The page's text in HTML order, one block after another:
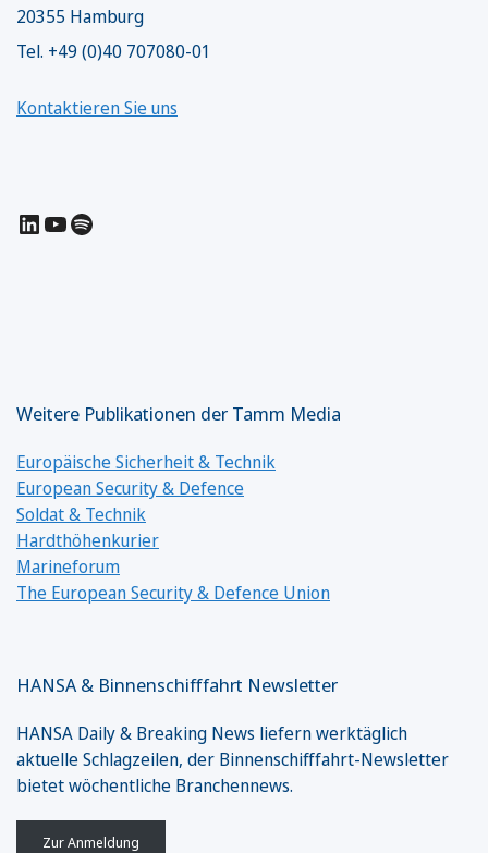
20355 Hamburg
Tel. +49 (0)40 707080-01
Kontaktieren Sie uns
LinkedIn
YouTube
Spotify
Weitere Publikationen der Tamm Media
Europäische Sicherheit & Technik
European Security & Defence
Soldat & Technik
Hardthöhenkurier
Marineforum
The European Security & Defence Union
HANSA & Binnenschifffahrt Newsletter
HANSA Daily & Breaking News liefern werktäglich
aktuelle Schlagzeilen, der Binnenschifffahrt-Newsletter
bietet wöchentliche Branchennews.
Zur Anmeldung